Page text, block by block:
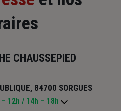
CHAUSSEPIED
84700 SORGUES
Ouvert 09h – 12h / 14h – 18h